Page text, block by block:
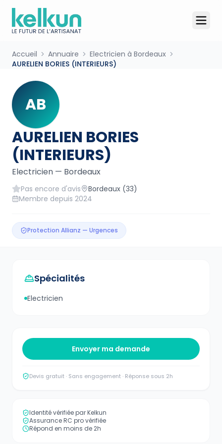
Accueil Annuaire
Electricien à Bordeaux
AURELIEN BORIES (INTERIEURS)
AB
AURELIEN BORIES
(INTERIEURS)
Electricien — Bordeaux
Pas encore d'avis Bordeaux (33)
Membre depuis 2024
Protection Allianz — Urgences
Spécialités
Electricien
Envoyer ma demande
Devis gratuit · Sans engagement · Réponse sous 2h
Identité vérifiée par Kelkun
Assurance RC pro vérifiée
Répond en moins de 2h